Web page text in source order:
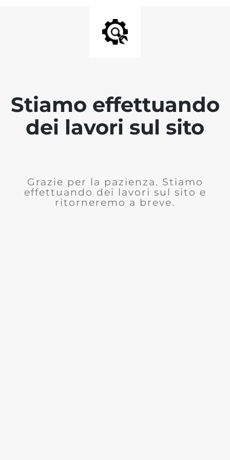
Stiamo effettuando
dei lavori sul sito
Grazie per la pazienza. Stiamo
effettuando dei lavori sul sito e
ritorneremo a breve.